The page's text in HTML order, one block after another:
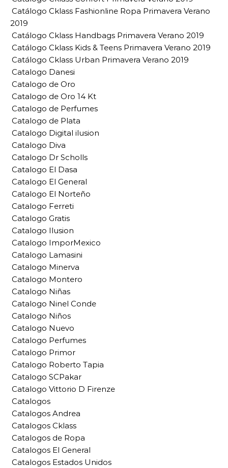
Catálogo Cklass Fashionline Ropa Primavera Verano
2019
Catálogo Cklass Handbags Primavera Verano 2019
Catálogo Cklass Kids & Teens Primavera Verano 2019
Catálogo Cklass Urban Primavera Verano 2019
Catalogo Danesi
Catalogo de Oro
Catalogo de Oro 14 Kt
Catalogo de Perfumes
Catalogo de Plata
Catalogo Digital ilusion
Catalogo Diva
Catalogo Dr Scholls
Catalogo El Dasa
Catalogo El General
Catalogo El Norteño
Catalogo Ferreti
Catalogo Gratis
Catalogo Ilusion
Catalogo ImporMexico
Catalogo Lamasini
Catalogo Minerva
Catalogo Montero
Catalogo Niñas
Catalogo Ninel Conde
Catalogo Niños
Catalogo Nuevo
Catalogo Perfumes
Catalogo Primor
Catalogo Roberto Tapia
Catalogo SCPakar
Catalogo Vittorio D Firenze
Catalogos
Catalogos Andrea
Catalogos Cklass
Catalogos de Ropa
Catalogos El General
Catalogos Estados Unidos